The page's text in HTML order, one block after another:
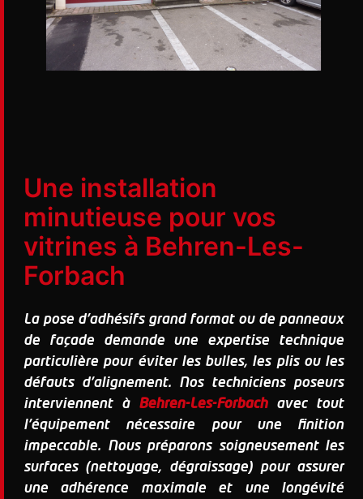
Une installation
minutieuse pour vos
vitrines à Behren-Les-
Forbach
La pose d'adhésifs grand format ou de panneaux
de façade demande une expertise technique
particulière pour éviter les bulles, les plis ou les
défauts d'alignement. Nos techniciens poseurs
interviennent à Behren-Les-Forbachavec tout
l'équipement nécessaire pour une finition
impeccable. Nous préparons soigneusement les
surfaces (nettoyage, dégraissage) pour assurer
une adhérence maximale et une longévité